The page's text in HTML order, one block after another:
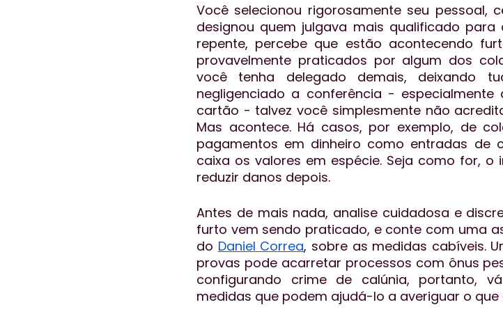
Você selecionou rigorosamente seu pessoal,
designou quem julgava mais qualificado
repente, percebe que estão acontecendo
provavelmente praticados por algum dos
você tenha delegado demais, deixando
negligenciado a conferência -
cartão - talvez você simplesmente não
Mas acontece. Há casos, por exemplo, de
pagamentos em dinheiro como entradas de
caixa os valores em espécie. Seja como for,
reduzir danos depois.
Antes de mais nada, analise cuidadosa e
furto vem sendo praticado, e conte com uma
do Daniel Correa, sobre as medidas cabíveis.
provas pode acarretar processos com ônus
configurando crime de calúnia, portanto,
medidas que podem ajudá-lo a averiguar o